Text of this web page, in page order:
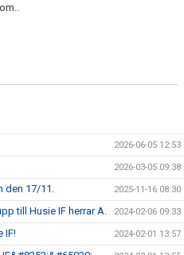
2026-06-05 12:53
2026-03-05 09:38
17/11. 2025-11-16 08:30
till Husie IF herrar A. 2024-02-06 09:33
IF! 2024-02-01 13:57